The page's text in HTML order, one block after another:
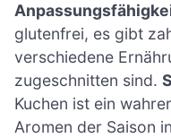
glutenfrei, es gibt
verschiedene
zugeschnitten sind.
Kuchen ist ein
Aromen der Saison